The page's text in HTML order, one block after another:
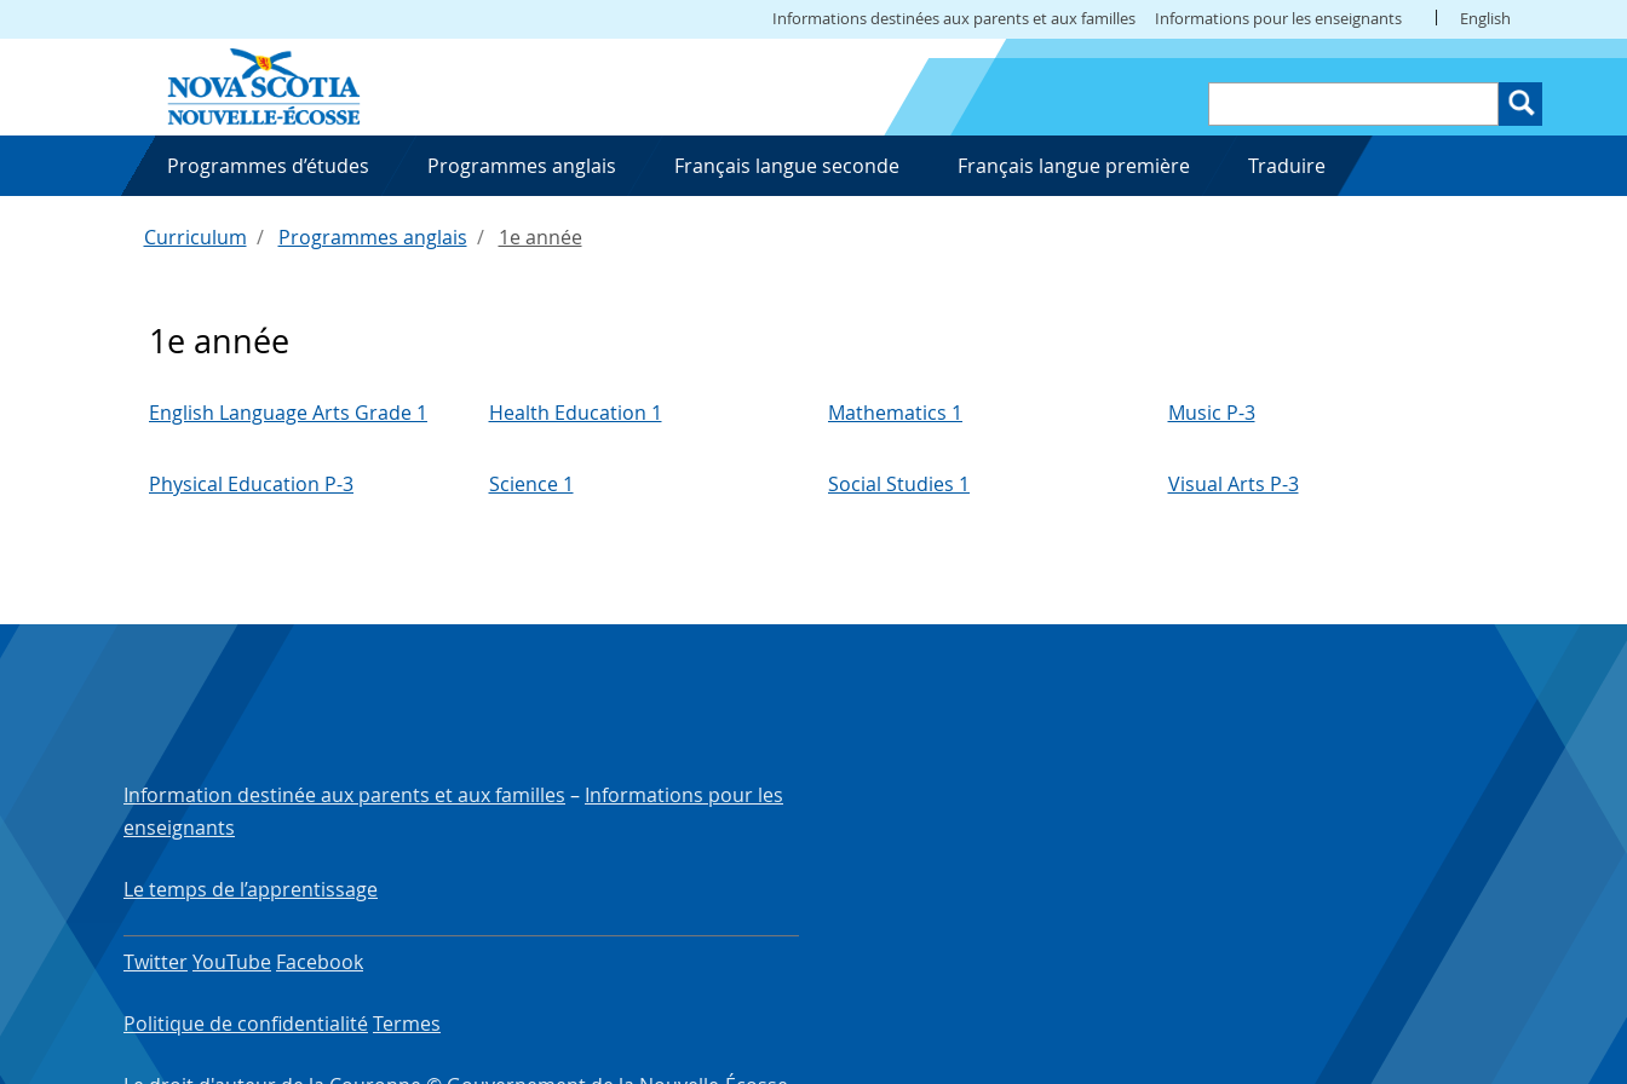
Informations destinées aux parents et aux familles Informations pour les enseignants English
Programmes d’études Programmes anglais Français langue seconde Français langue première Traduire
Curriculum Programmes anglais 1e année
1e année
English Language Arts Grade 1 Health Education 1 Mathematics 1 Music P-3
Physical Education P-3 Science 1 Social Studies 1 Visual Arts P-3
Information destinée aux parents et aux familles – Informations pour les
enseignants
Le temps de l’apprentissage
TwitterYouTube Facebook
Politique de confidentialitéTermes